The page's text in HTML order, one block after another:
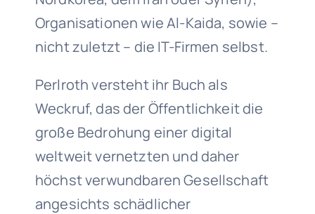
Organisationen wie Al-Kaida, sowie –
nicht zuletzt – die IT-Firmen selbst.
Perlroth versteht ihr Buch als
Weckruf, das der Öffentlichkeit die
große Bedrohung einer digital
weltweit vernetzten und daher
höchst verwundbaren Gesellschaft
angesichts schädlicher